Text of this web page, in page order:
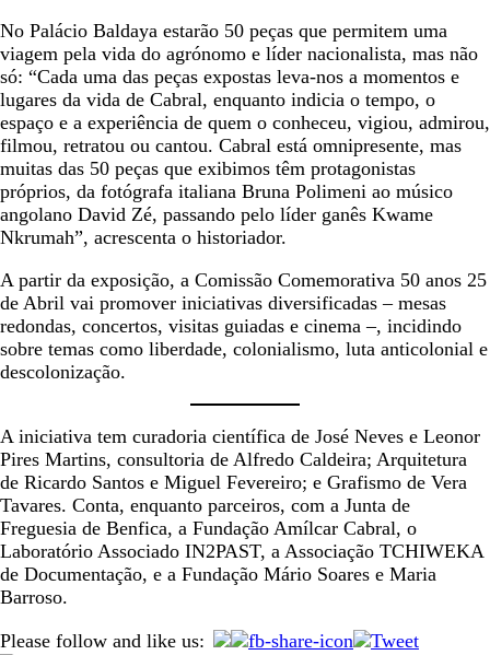
No Palácio Baldaya estarão 50 peças que permitem uma
viagem pela vida do agrónomo e líder nacionalista, mas não
só: “Cada uma das peças expostas leva-nos a momentos e
lugares da vida de Cabral, enquanto indicia o tempo, o
espaço e a experiência de quem o conheceu, vigiou, admirou,
filmou, retratou ou cantou. Cabral está omnipresente, mas
muitas das 50 peças que exibimos têm protagonistas
próprios, da fotógrafa italiana Bruna Polimeni ao músico
angolano David Zé, passando pelo líder ganês Kwame
Nkrumah”, acrescenta o historiador.
A partir da exposição, a Comissão Comemorativa 50 anos 25
de Abril vai promover iniciativas diversificadas – mesas
redondas, concertos, visitas guiadas e cinema –, incidindo
sobre temas como liberdade, colonialismo, luta anticolonial e
descolonização.
A iniciativa tem curadoria científica de José Neves e Leonor
Pires Martins, consultoria de Alfredo Caldeira; Arquitetura
de Ricardo Santos e Miguel Fevereiro; e Grafismo de Vera
Tavares. Conta, enquanto parceiros, com a Junta de
Freguesia de Benfica, a Fundação Amílcar Cabral, o
Laboratório Associado IN2PAST, a Associação TCHIWEKA
de Documentação, e a Fundação Mário Soares e Maria
Barroso.
Please follow and like us: